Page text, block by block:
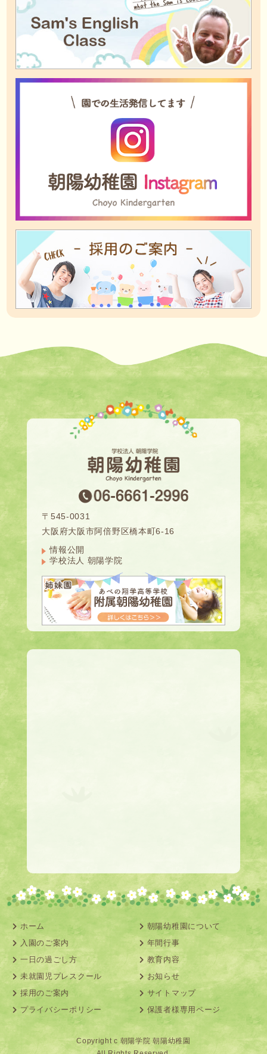
〒545-0031
大阪府大阪市阿倍野区橋本町6-16
情報公開
学校法人 朝陽学院
ホーム
朝陽幼稚園について
入園のご案内
年間行事
一日の過ごし方
教育内容
未就園児プレスクール
お知らせ
採用のご案内
サイトマップ
プライバシーポリシー
保護者様専用ページ
Copyright c 朝陽学院 朝陽幼稚園